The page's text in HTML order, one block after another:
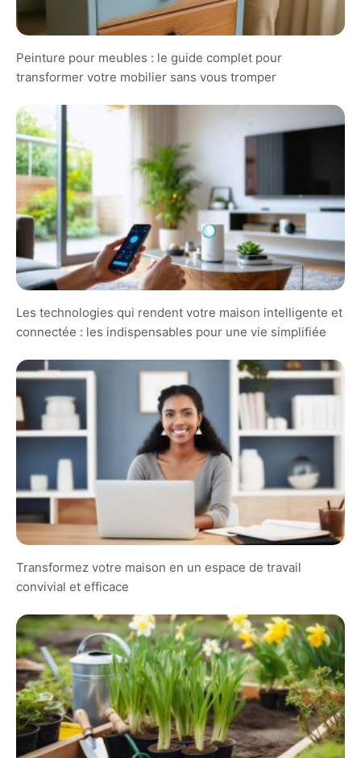
Peinture pour meubles : le guide complet pour
transformer votre mobilier sans vous tromper
Les technologies qui rendent votre maison intelligente et
connectée : les indispensables pour une vie simplifiée
Transformez votre maison en un espace de travail
convivial et efficace